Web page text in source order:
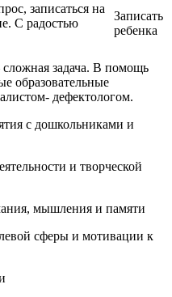
записаться на
С радостью
Записать
ребенка
задача. В помощь
образовательные
дефектологом.
с дошкольниками и
и творческой
мышления и памяти
сферы и мотивации к